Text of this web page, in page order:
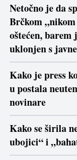
Netočno je da
Brčkom
oštećen, barem
uklonjen s
Kako je press
u postala
novinare
Kako se širila
ubojici“ i